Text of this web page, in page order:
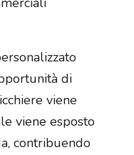
di
viene
viene esposto
contribuendo